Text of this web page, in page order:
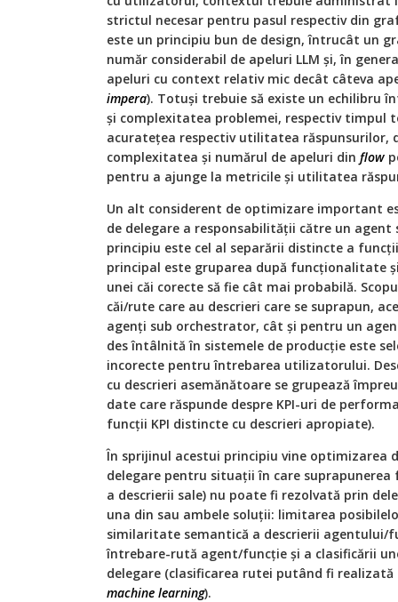
strictul necesar pentru pasul respectiv din
este un principiu bun de design, întrucât un
număr considerabil de apeluri LLM și, în
apeluri cu context relativ mic decât câteva
impera). Totuși trebuie să existe un echilibru
și complexitatea problemei, respectiv timpul
acuratețea respectiv utilitatea răspunsurilor,
complexitatea și numărul de apeluri din flow
pentru a ajunge la metricile și utilitatea
Un alt considerent de optimizare important
de delegare a responsabilității către un
principiu este cel al separării distincte a
principal este gruparea după funcționalitate
unei căi corecte să fie cât mai probabilă.
căi/rute care au descrieri care se suprapun,
agenți sub orchestrator, cât și pentru un
des întâlnită în sistemele de producție este
incorecte pentru întrebarea utilizatorului.
cu descrieri asemănătoare se grupează
date care răspunde despre KPI-uri de
funcții KPI distincte cu descrieri apropiate).
În sprijinul acestui principiu vine optimizarea
delegare pentru situații în care
a descrierii sale) nu poate fi rezolvată prin
una din sau ambele soluții: limitarea
similaritate semantică a descrierii agentului/
întrebare-rută agent/funcție și a clasificării
delegare (clasificarea rutei putând fi realizată
machine learning).